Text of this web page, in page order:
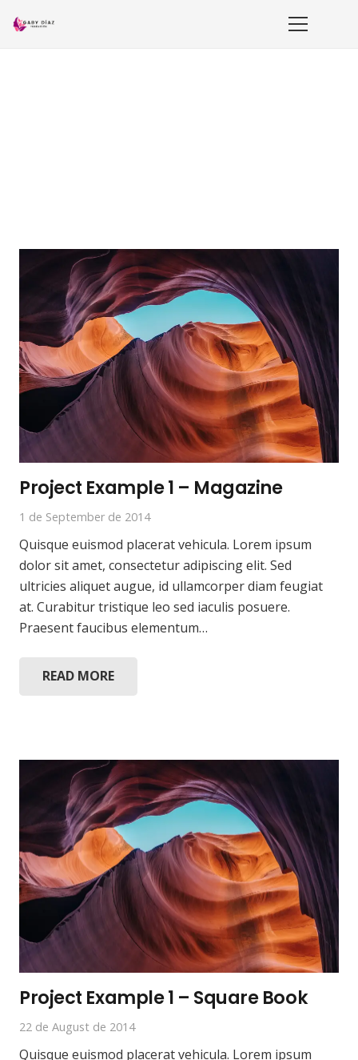
Project Example 1 – Magazine
1 de September de 2014
Quisque euismod placerat vehicula. Lorem ipsum
dolor sit amet, consectetur adipiscing elit. Sed
ultricies aliquet augue, id ullamcorper diam feugiat
at. Curabitur tristique leo sed iaculis posuere.
Praesent faucibus elementum…
READ MORE
Project Example 1 – Square Book
22 de August de 2014
Quisque euismod placerat vehicula. Lorem ipsum